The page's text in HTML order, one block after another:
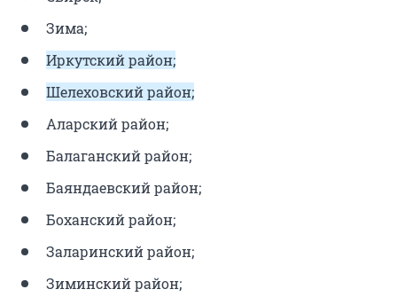
Зима;
Иркутский район;
Шелеховский район;
Аларский район;
Балаганский район;
Баяндаевский район;
Боханский район;
Заларинский район;
Зиминский район;